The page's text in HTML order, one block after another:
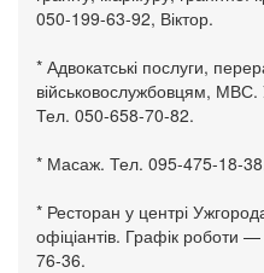
050-199-63-92, Віктор.
* Адвокатські послуги,
військовослужбовцям,
Тел. 050-658-70-82.
* Масаж. Тел. 095-475-18-
* Ресторан у центрі
офіціантів. Графік роботи
76-36.